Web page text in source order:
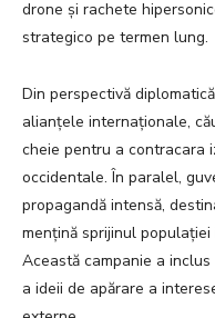
drone și rachete
strategico pe termen lung.
Din perspectivă
alianțele internaționale,
cheie pentru a contracara
occidentale. În paralel,
propagandă intensă,
mențină sprijinul
Această campanie a
a ideii de apărare a